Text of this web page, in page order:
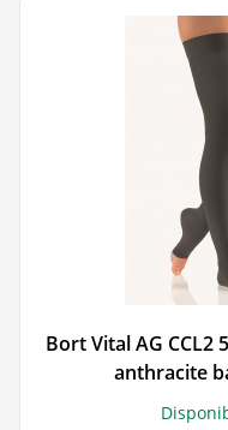
Bort Vital AG
anthracite